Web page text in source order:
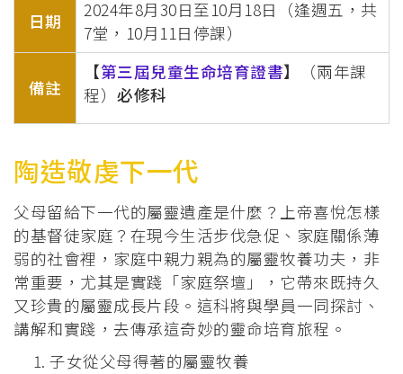
日期
2024年8月30日至10月18日（逢週五，共
7堂，10月11日停課）
備註
【第三屆兒童生命培育證書】
（兩年課
程） 必修科
陶造敬虔下一代
父母留給下一代的屬靈遺產是什麼？上帝喜悅怎樣
的基督徒家庭？在現今生活步伐急促、家庭關係薄
弱的社會裡，家庭中親力親為的屬靈牧養功夫，非
常重要，尤其是實踐「家庭祭壇」，它帶來既持久
又珍貴的屬靈成長片段。這科將與學員一同探討、
講解和實踐，去傳承這奇妙的靈命培育旅程。
子女從父母得著的屬靈牧養